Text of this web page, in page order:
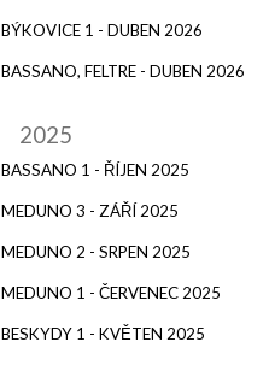
BÝKOVICE 1 - DUBEN 2026
BASSANO, FELTRE - DUBEN 2026
2025
BASSANO 1 - ŘÍJEN 2025
MEDUNO 3 - ZÁŘÍ 2025
MEDUNO 2 - SRPEN 2025
MEDUNO 1 - ČERVENEC 2025
BESKYDY 1 - KVĚTEN 2025